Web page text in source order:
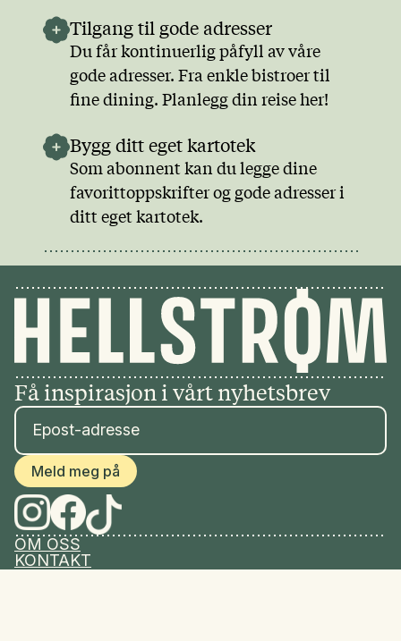
Tilgang til gode adresser
Du får kontinuerlig påfyll av våre
gode adresser. Fra enkle bistroer til
fine dining. Planlegg din reise her!
Bygg ditt eget kartotek
Som abonnent kan du legge dine
favorittoppskrifter og gode adresser i
ditt eget kartotek.
Få inspirasjon i vårt nyhetsbrev
Meld meg på
OM OSS
KONTAKT